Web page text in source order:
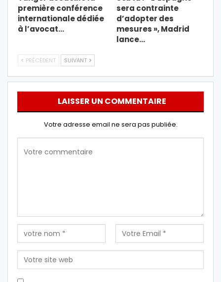
première conférence
internationale dédiée
à l’avocat…
sera contrainte
d’adopter des
mesures », Madrid
lance…
PRÉCÉDENT SUIVANT
LAISSER UN COMMENTAIRE
Votre adresse email ne sera pas publiée.